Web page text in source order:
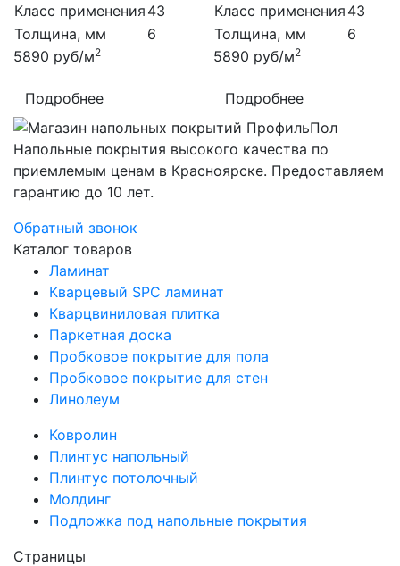
Класс применения 43
Толщина, мм
6
5890 руб/м2
Подробнее
Класс применения 43
Толщина, мм
6
5890 руб/м2
Подробнее
Напольные покрытия высокого качества по
приемлемым ценам в Красноярске. Предоставляем
гарантию до 10 лет.
Обратный звонок
Каталог товаров
Ламинат
Кварцевый SPC ламинат
Кварцвиниловая плитка
Паркетная доска
Пробковое покрытие для пола
Пробковое покрытие для стен
Линолеум
Ковролин
Плинтус напольный
Плинтус потолочный
Молдинг
Подложка под напольные покрытия
Страницы